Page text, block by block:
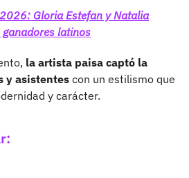
Gloria Estefan y Natalia
latinos
la artista paisa captó la
y asistentes con un estilismo que
y carácter.